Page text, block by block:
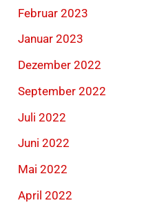
Februar 2023
Januar 2023
Dezember 2022
September 2022
Juli 2022
Juni 2022
Mai 2022
April 2022